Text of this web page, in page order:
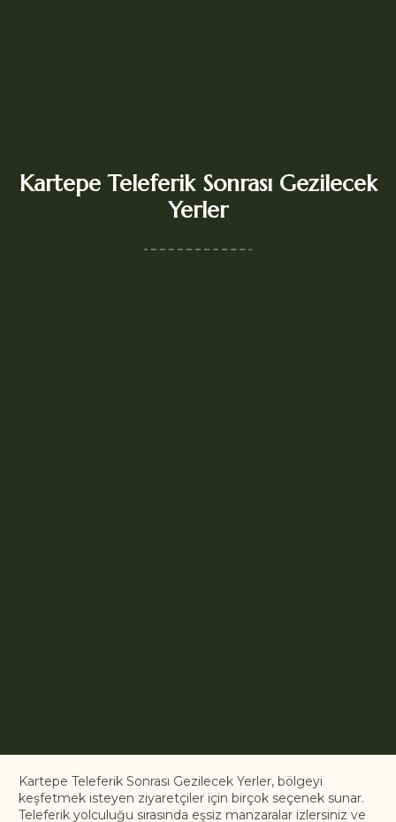
Kartepe Teleferik Sonrası Gezilecek
Yerler
Kartepe Teleferik Sonrası Gezilecek Yerler, bölgeyi
keşfetmek isteyen ziyaretçiler için birçok seçenek sunar.
Teleferik yolculuğu sırasında eşsiz manzaralar izlersiniz ve